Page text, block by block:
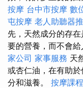
按摩 台中市按摩 數
屯按摩 老人助聽器
先，天然成分的存
要的營養，而不會
家公司 家事服務 天
或杏仁油，在有助
分和滋養。 按摩課程